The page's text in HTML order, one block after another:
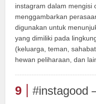
instagram dalam mengisi
menggambarkan
digunakan untuk
yang dimiliki pada
(keluarga, teman,
hewan peliharaan, dan
9 #instagood